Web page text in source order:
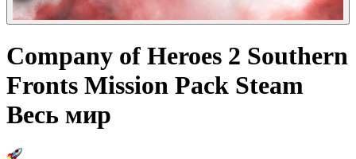
Company of Heroes 2 Southern
Fronts Mission Pack Steam
Весь мир